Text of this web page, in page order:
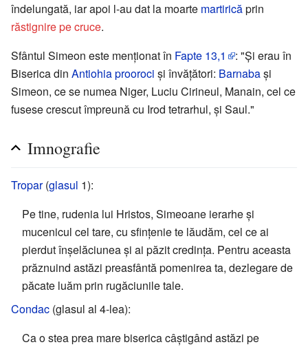
îndelungată, iar apoi l-au dat la moarte martiricăprin
răstignire pe cruce.
Sfântul Simeon este menționat în Fapte 13,1
: "Şi erau în
Biserica din Antiohiaprooroci și învățători: Barnabași
Simeon, ce se numea Niger, Luciu Cirineul, Manain, cel ce
fusese crescut împreună cu Irod tetrarhul, și Saul."
Imnografie
Tropar(glasul 1):
Pe tine, rudenia lui Hristos, Simeoane ierarhe și
mucenicul cel tare, cu sfințenie te lăudăm, cel ce ai
pierdut înșelăciunea și ai păzit credința. Pentru aceasta
prăznuind astăzi preasfântă pomenirea ta, dezlegare de
păcate luăm prin rugăciunile tale.
Condac (glasul al 4-lea):
Ca o stea prea mare biserica câștigând astăzi pe